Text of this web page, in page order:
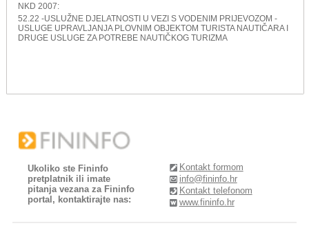
NKD 2007:
52.22 -USLUŽNE DJELATNOSTI U VEZI S VODENIM PRIJEVOZOM -
USLUGE UPRAVLJANJA PLOVNIM OBJEKTOM TURISTA NAUTIČARA I
DRUGE USLUGE ZA POTREBE NAUTIČKOG TURIZMA
Ukoliko ste Fininfo
pretplatnik ili imate
pitanja vezana za Fininfo
portal, kontaktirajte nas:
Kontakt formom
info@fininfo.hr
Kontakt telefonom
www.fininfo.hr